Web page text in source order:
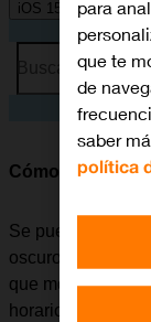
iOS 15.0
Busca por
Cómo utilizar la
Se puede
oscuro y así
que molestar a
horario de
para
que te
de
saber
política